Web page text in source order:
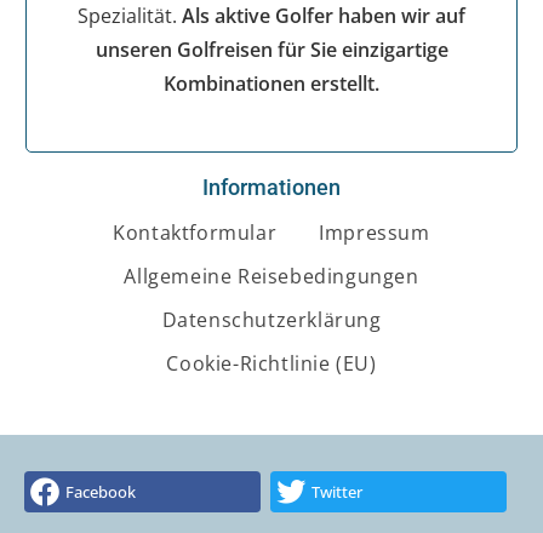
Spezialität. Als aktive Golfer haben wir auf
unseren Golfreisen für Sie einzigartige
Kombinationen erstellt.
Informationen
Kontaktformular
Impressum
Allgemeine Reisebedingungen
Datenschutzerklärung
Cookie-Richtlinie (EU)
Facebook Twitter